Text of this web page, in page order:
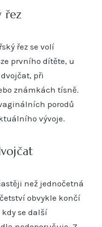
řez
řez se volí
prvního dítěte, u
při
známkách tísně.
porodů
vývoje.
než jednočetná
obvykle končí
se další